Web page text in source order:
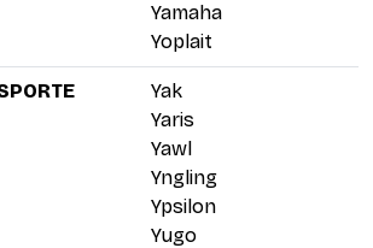
Yamaha
Yoplait
Yak
Yaris
Yawl
Yngling
Ypsilon
Yugo